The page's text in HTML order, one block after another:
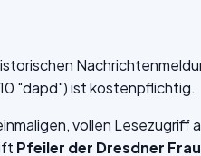
"dapd") ist kostenpflichtig.
vollen Lesezugriff
Pfeiler der Dresdner